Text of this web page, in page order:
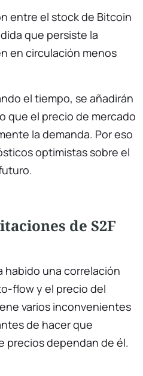
entre el stock de Bitcoin
que persiste la
en circulación menos
el tiempo, se añadirán
que el precio de mercado
la demanda. Por eso
optimistas sobre el
de S2F
habido una correlación
flow y el precio del
varios inconvenientes
de hacer que
precios dependan de él.